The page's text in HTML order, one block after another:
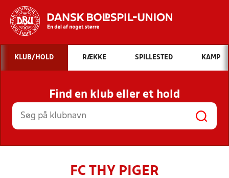
Hvad vil du søge efter?
INDHOLD OG NYHEDER
STILLINGER, RESULTATER, KLUBBER OG
HOLD
KLUB/HOLD RÆKKE SPILLESTED KAMP
Find en klub eller et hold
FC THY PIGER